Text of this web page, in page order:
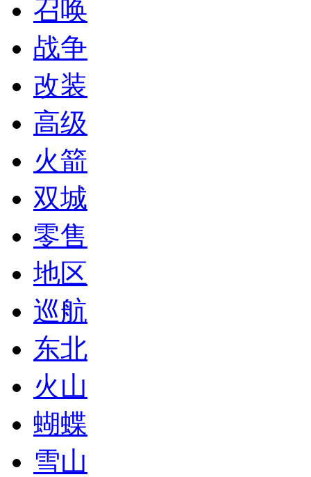
召唤
战争
改装
高级
火箭
双城
零售
地区
巡航
东北
火山
蝴蝶
雪山